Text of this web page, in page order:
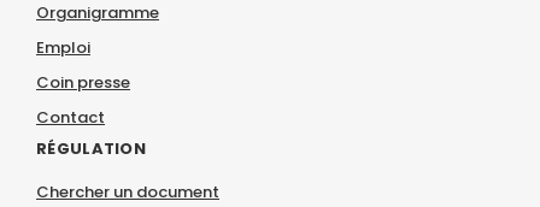
Organigramme
Emploi
Coin presse
Contact
RÉGULATION
Chercher un document